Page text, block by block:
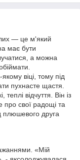
— це м'який
має бути
а можна
віці, тому під
пухнасте щастя.
відчуття. Він із
про свої радощі та
плюшевого друга
«Мій